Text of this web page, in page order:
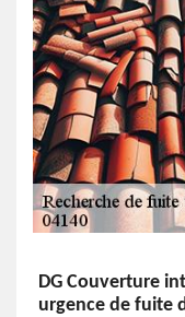
DG Couverture
urgence de fuite